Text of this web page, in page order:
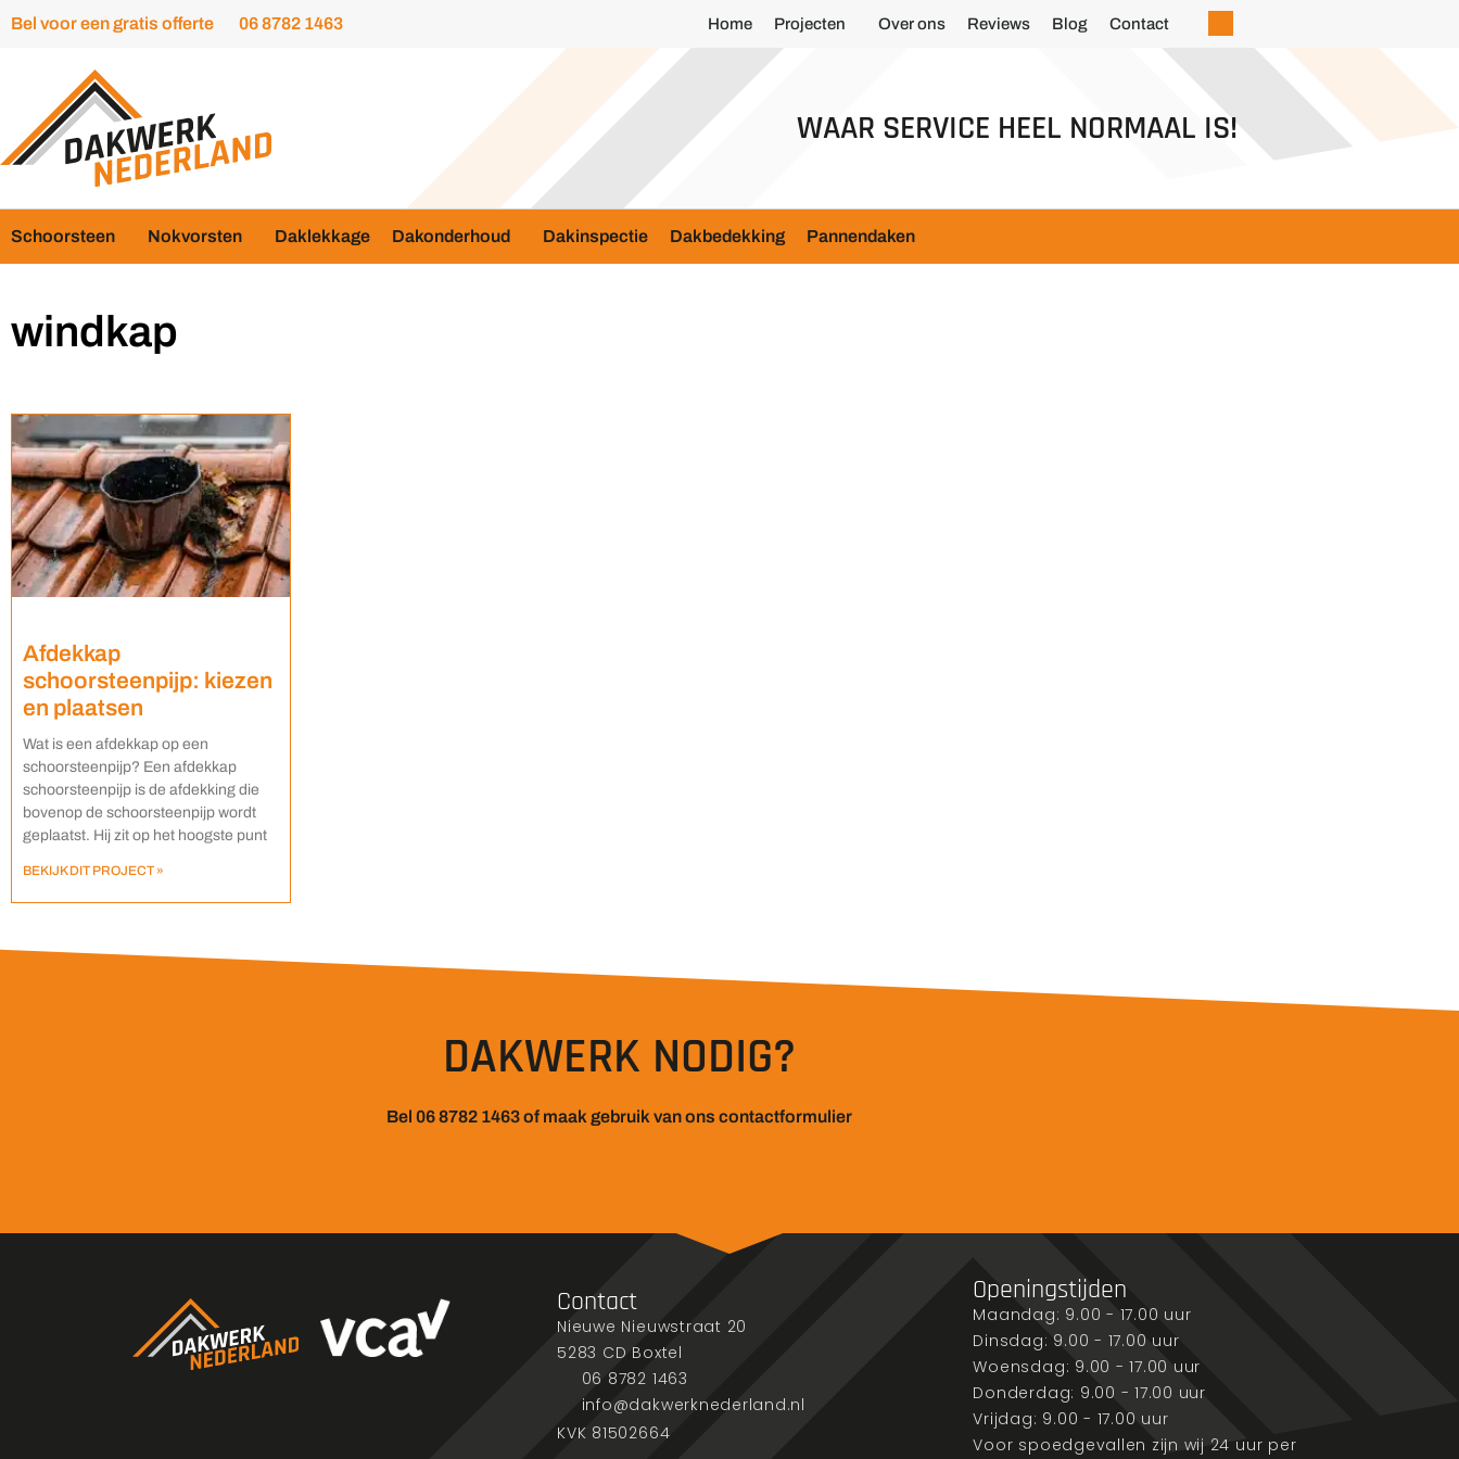
Bel voor een gratis offerte 06 8782 1463 Home Projecten Over ons Reviews Blog Contact
WAAR SERVICE HEEL NORMAAL IS!
Schoorsteen Nokvorsten Daklekkage Dakonderhoud Dakinspectie Dakbedekking Pannendaken
windkap
Afdekkap
schoorsteenpijp: kiezen
en plaatsen
Wat is een afdekkap op een
schoorsteenpijp? Een afdekkap
schoorsteenpijp is de afdekking die
bovenop de schoorsteenpijp wordt
geplaatst. Hij zit op het hoogste punt
BEKIJK DIT PROJECT »
DAKWERK NODIG?
Bel 06 8782 1463 of maak gebruik van ons contactformulier
Contact
Nieuwe Nieuwstraat 20
5283 CD Boxtel
06 8782 1463
info@dakwerknederland.nl
KVK 81502664
Openingstijden
Maandag: 9.00 - 17.00 uur
Dinsdag: 9.00 - 17.00 uur
Woensdag: 9.00 - 17.00 uur
Donderdag: 9.00 - 17.00 uur
Vrijdag: 9.00 - 17.00 uur
Voor spoedgevallen zijn wij 24 uur per